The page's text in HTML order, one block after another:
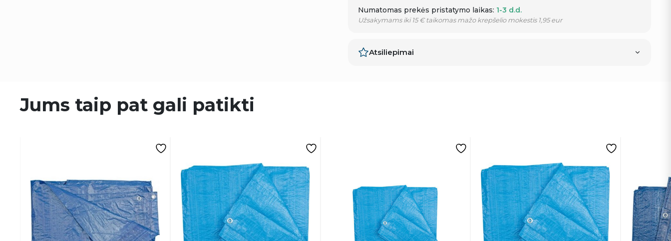
Numatomas prekės pristatymo laikas: 1-3 d.d.
Užsakymams iki 15 € taikomas mažo krepšelio mokestis 1,95 eur
Atsiliepimai
Jums taip pat gali patikti